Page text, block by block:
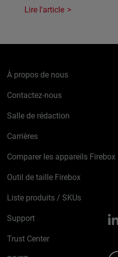
Lire l'article
À propos de nous
Contactez-nous
Salle de rédaction
Carrières
Comparer les appareils Firebox
Outil de taille Firebox
Liste produits / SKUs
Support
Trust Center